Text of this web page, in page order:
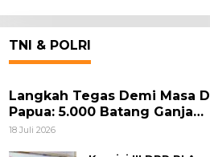
TNI & POLRI
Langkah Tegas Demi Masa
Papua: 5.000 Batang Ganja
Berhasil Diungkap Koops TNI
18 Juli 2026